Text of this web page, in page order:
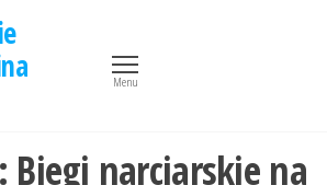
Menu
Biegi narciarskie na